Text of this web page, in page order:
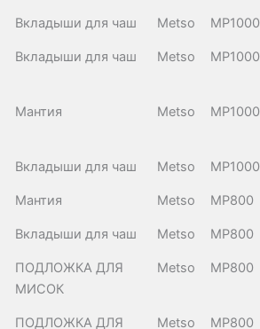
Вкладыши для чаш Metso MP1000
Вкладыши для чаш Metso MP1000
Мантия Metso MP1000
Вкладыши для чаш Metso MP1000
Мантия Metso MP800
Вкладыши для чаш Metso MP800
ПОДЛОЖКА ДЛЯ
МИСОК
Metso MP800
ПОДЛОЖКА ДЛЯ
Metso MP800